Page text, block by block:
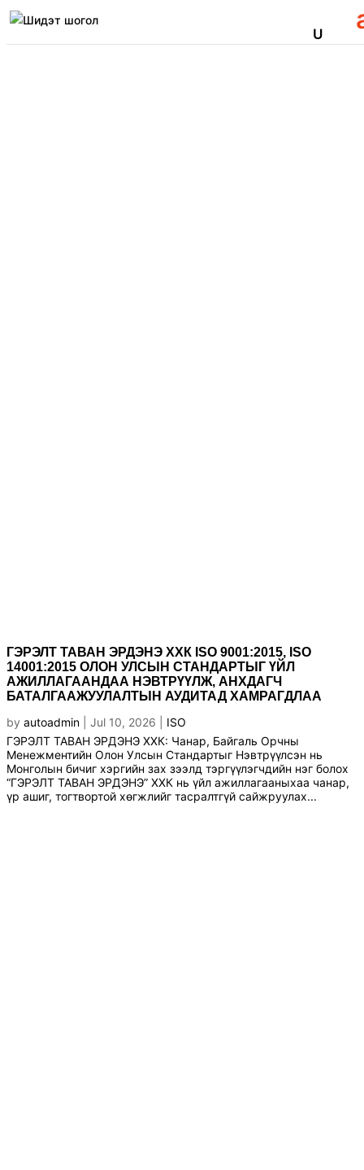
ГЭРЭЛТ ТАВАН ЭРДЭНЭ ХХК ISO 9001:2015, ISO
14001:2015 ОЛОН УЛСЫН СТАНДАРТЫГ ҮЙЛ
АЖИЛЛАГААНДАА НЭВТРҮҮЛЖ, АНХДАГЧ
БАТАЛГААЖУУЛАЛТЫН АУДИТАД ХАМРАГДЛАА
by autoadmin Jul 10, 2026
ISO
ГЭРЭЛТ ТАВАН ЭРДЭНЭ ХХК: Чанар, Байгаль Орчны
Менежментийн Олон Улсын Стандартыг Нэвтрүүлсэн нь
Монголын бичиг хэргийн зах зээлд тэргүүлэгчдийн нэг болох
“ГЭРЭЛТ ТАВАН ЭРДЭНЭ” ХХК нь үйл ажиллагааныхаа чанар,
үр ашиг, тогтвортой хөгжлийг тасралтгүй сайжруулах...